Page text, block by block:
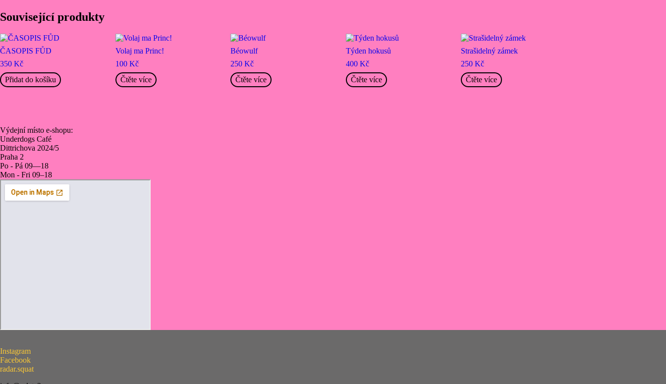
Související produkty
ČASOPIS FŮD
350 Kč
Přidat do košíku
Volaj ma Princ!
100 Kč
Čtěte více
Béowulf
250 Kč
Čtěte více
Týden hokusů
400 Kč
Čtěte více
Strašidelný zámek
250 Kč
Čtěte více
Výdejní místo e‑shopu:
Underdogs Café
Dittrichova 2024/5
Praha 2
Po - Pá 09—18
Mon - Fri 09–18
Instagram
Facebook
radar.squat